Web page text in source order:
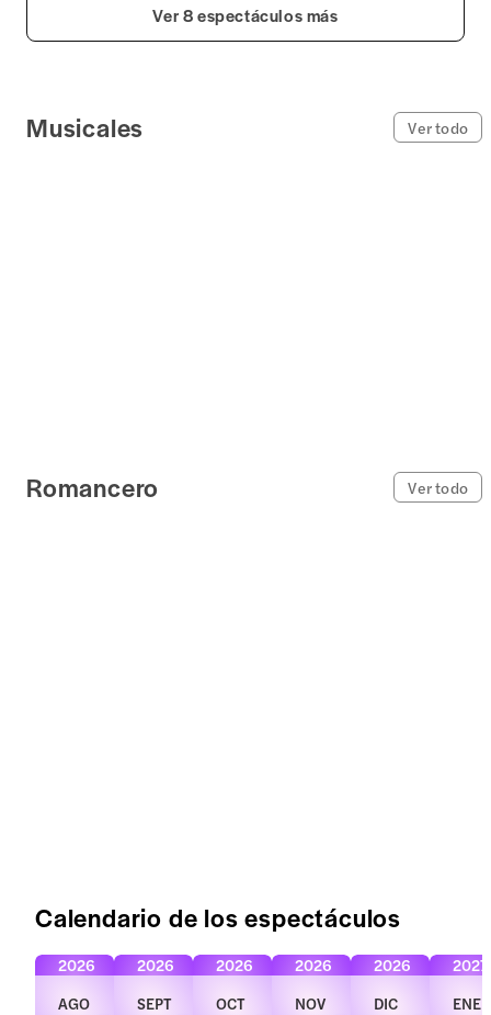
Ver 8 espectáculos más
Musicales Ver todo
Romancero Ver todo
Calendario de los espectáculos
AGO
2026
SEPT
2026
OCT
2026
NOV
2026
DIC
2026
ENE
2027